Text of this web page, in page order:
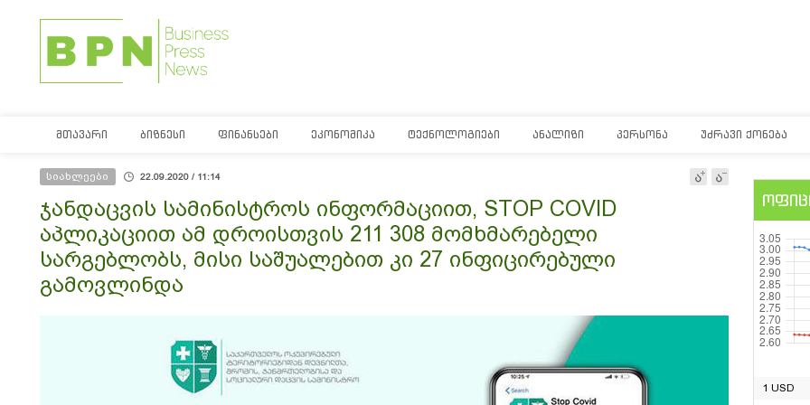
ᲛᲗᲐᲕᲐᲠᲘ ᲑᲘᲖᲜᲔᲡᲘ ᲤᲘᲜᲐᲜᲡᲔᲑᲘ ᲔᲙᲝᲜᲝᲛᲘᲙᲐ ᲢᲔᲥᲜᲝᲚᲝᲒᲘᲔᲑᲘ ᲐᲜᲐᲚᲘᲖᲘ ᲞᲔᲠᲡᲝᲜᲐ ᲣᲫᲠᲐᲕᲘ ᲥᲝᲜᲔᲑᲐ
სიახლეები 22.09.2020 / 11:14
ჯანდაცვის სამინისტროს ინფორმაციით, STOP COVID
აპლიკაციით ამ დროისთვის 211 308 მომხმარებელი
სარგებლობს, მისი საშუალებით კი 27 ინფიცირებული
გამოვლინდა
1 USD